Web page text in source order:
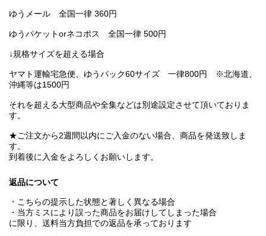
ゆうメール 全国一律 360円
ゆうパケットorネコポス 全国一律 500円
↓規格サイズを超える場合
ヤマト運輸宅急便、ゆうパック60サイズ 一律800円 ※北海道、
沖縄等は1500円
それを超える大型商品や全集などは別途設定させて頂いておりま
す。
★ご注文から2週間以内にご入金のない場合、商品を発送致しま
す。
到着後に入金をよろしくお願いします。
返品について
・こちらの提示した状態と著しく異なる場合
・当方ミスにより誤った商品をお届けしてしまった場合
に限り、送料当方負担での返品を承っております